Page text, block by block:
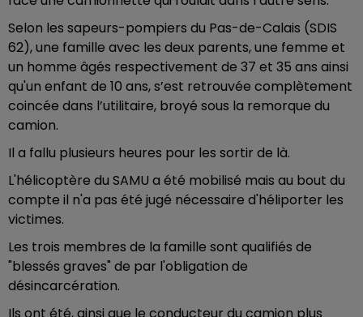
Selon les sapeurs-pompiers du Pas-de-Calais (SDIS
62), une famille avec les deux parents, une femme et
un homme âgés respectivement de 37 et 35 ans ainsi
qu'un enfant de 10 ans, s’est retrouvée complètement
coincée dans l’utilitaire, broyé sous la remorque du
camion.
Il a fallu plusieurs heures pour les sortir de là.
L'hélicoptère du SAMU a été mobilisé mais au bout du
compte il n'a pas été jugé nécessaire d'héliporter les
victimes.
Les trois membres de la famille sont qualifiés de
"blessés graves" de par l'obligation de
désincarcération.
Ils ont été, ainsi que le conducteur du camion plus